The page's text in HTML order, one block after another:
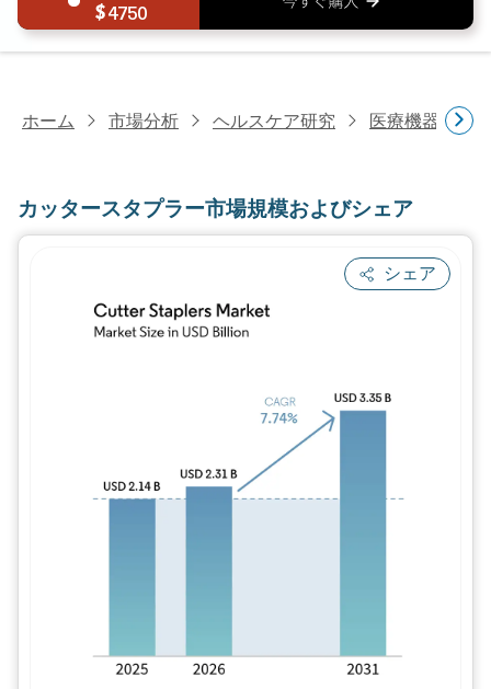
4750
ホーム 市場分析 ヘルスケア研究 医療機器研究
カッタースタプラー市場規模およびシェア
シェア